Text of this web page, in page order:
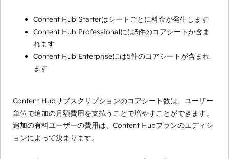
Content Hub Starterはシートごとに料金が発生します
Content Hub Professionalには3件のコアシートが含ま
れます
Content Hub Enterpriseには5件のコアシートが含まれ
ます
Content Hubサブスクリプションのコアシート数は、ユーザー
単位で追加の月額費用を支払うことで増やすことができます。
追加の有料ユーザーの費用は、Content Hubプランのエディシ
ョンによって決まります。